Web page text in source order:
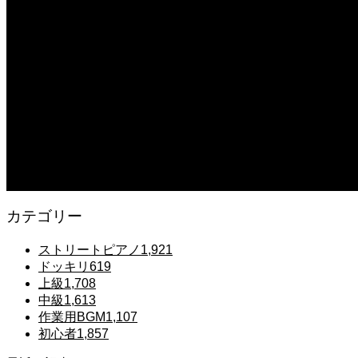
カテゴリー
ストリートピアノ 1,921
ドッキリ 619
上級1,708
中級1,613
作業用BGM1,107
初心者1,857